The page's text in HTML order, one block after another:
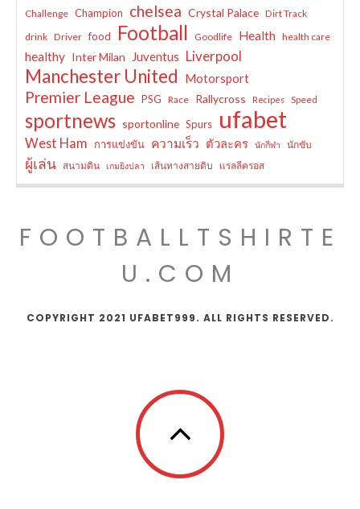
Challenge Champion chelsea Crystal Palace Dirt Track
drink Driver food Football Goodlife Health health care
healthy Inter Milan Juventus Liverpool
Manchester United Motorsport
Premier League PSG Race Rallycross Recipes Speed
sportnews sportonline Spurs ufabet
West Ham การแข่งขัน ความเร็ว ตัวละคร นักกีฬา นักขับ
ผู้เล่น สนามดิน เกมยิงปลา เส้นทางสายดิบ แรลลีครอส
FOOTBALLTSHIRTE
U.COM
COPYRIGHT 2021 UFABET999. ALL RIGHTS RESERVED.